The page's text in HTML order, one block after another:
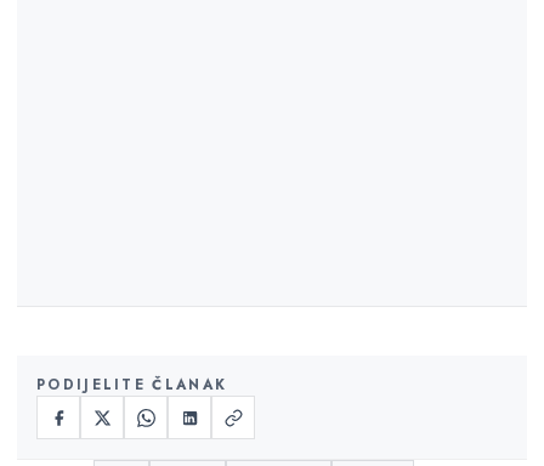
PODIJELITE ČLANAK